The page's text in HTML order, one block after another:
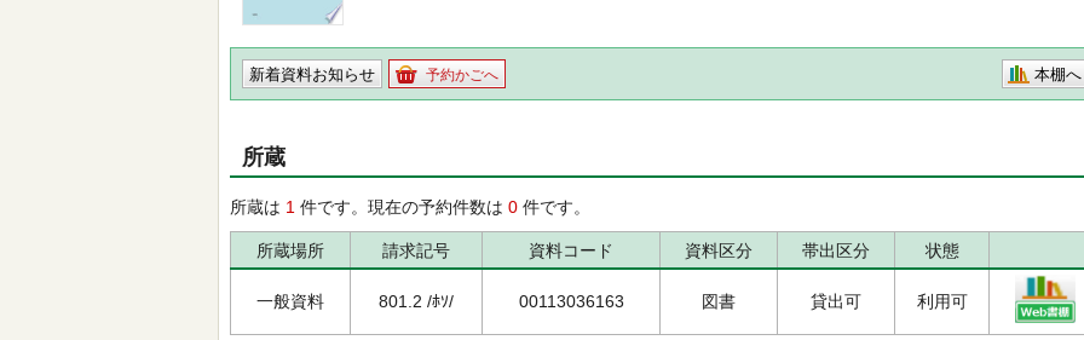
新着資料お知らせ 予約かごへ 本棚へ
所蔵
所蔵は 1 件です。現在の予約件数は 0 件です。
所蔵場所 請求記号 資料コード 資料区分 帯出区分 状態
一般資料 801.2 /ﾎｿ/ 00113036163 図書 貸出可 利用可